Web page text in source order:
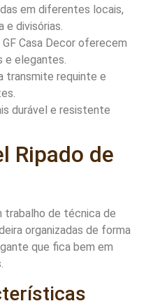
em diferentes locais,
divisórias.
Casa Decor oferecem
e elegantes.
transmite requinte e
durável e resistente
Ripado de
trabalho de técnica de
organizadas de forma
que fica bem em